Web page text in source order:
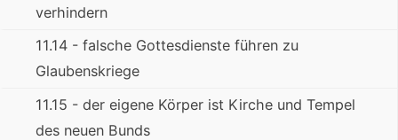
verhindern
11.14 - falsche Gottesdienste führen zu
Glaubenskriege
11.15 - der eigene Körper ist Kirche und Tempel
des neuen Bunds